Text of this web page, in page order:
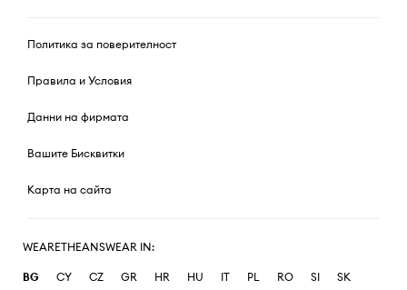
Политика за поверителност
Правила и Условия
Данни на фирмата
Вашите Бисквитки
Карта на сайта
WEARETHEANSWEAR IN:
BG CY CZ GR HR HU IT PL RO SI SK